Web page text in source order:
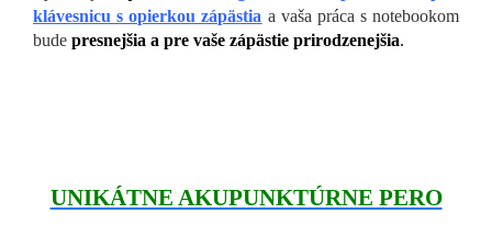
klávesnicu s opierkou zápästia a vaša práca s notebookom
bude presnejšia a pre vaše zápästie prirodzenejšia.
UNIKÁTNE AKUPUNKTÚRNE PERO